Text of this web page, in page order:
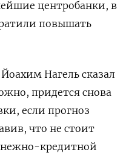
центробанки, в
повышать
Нагель сказал
придется снова
если прогноз
что не стоит
кредитной